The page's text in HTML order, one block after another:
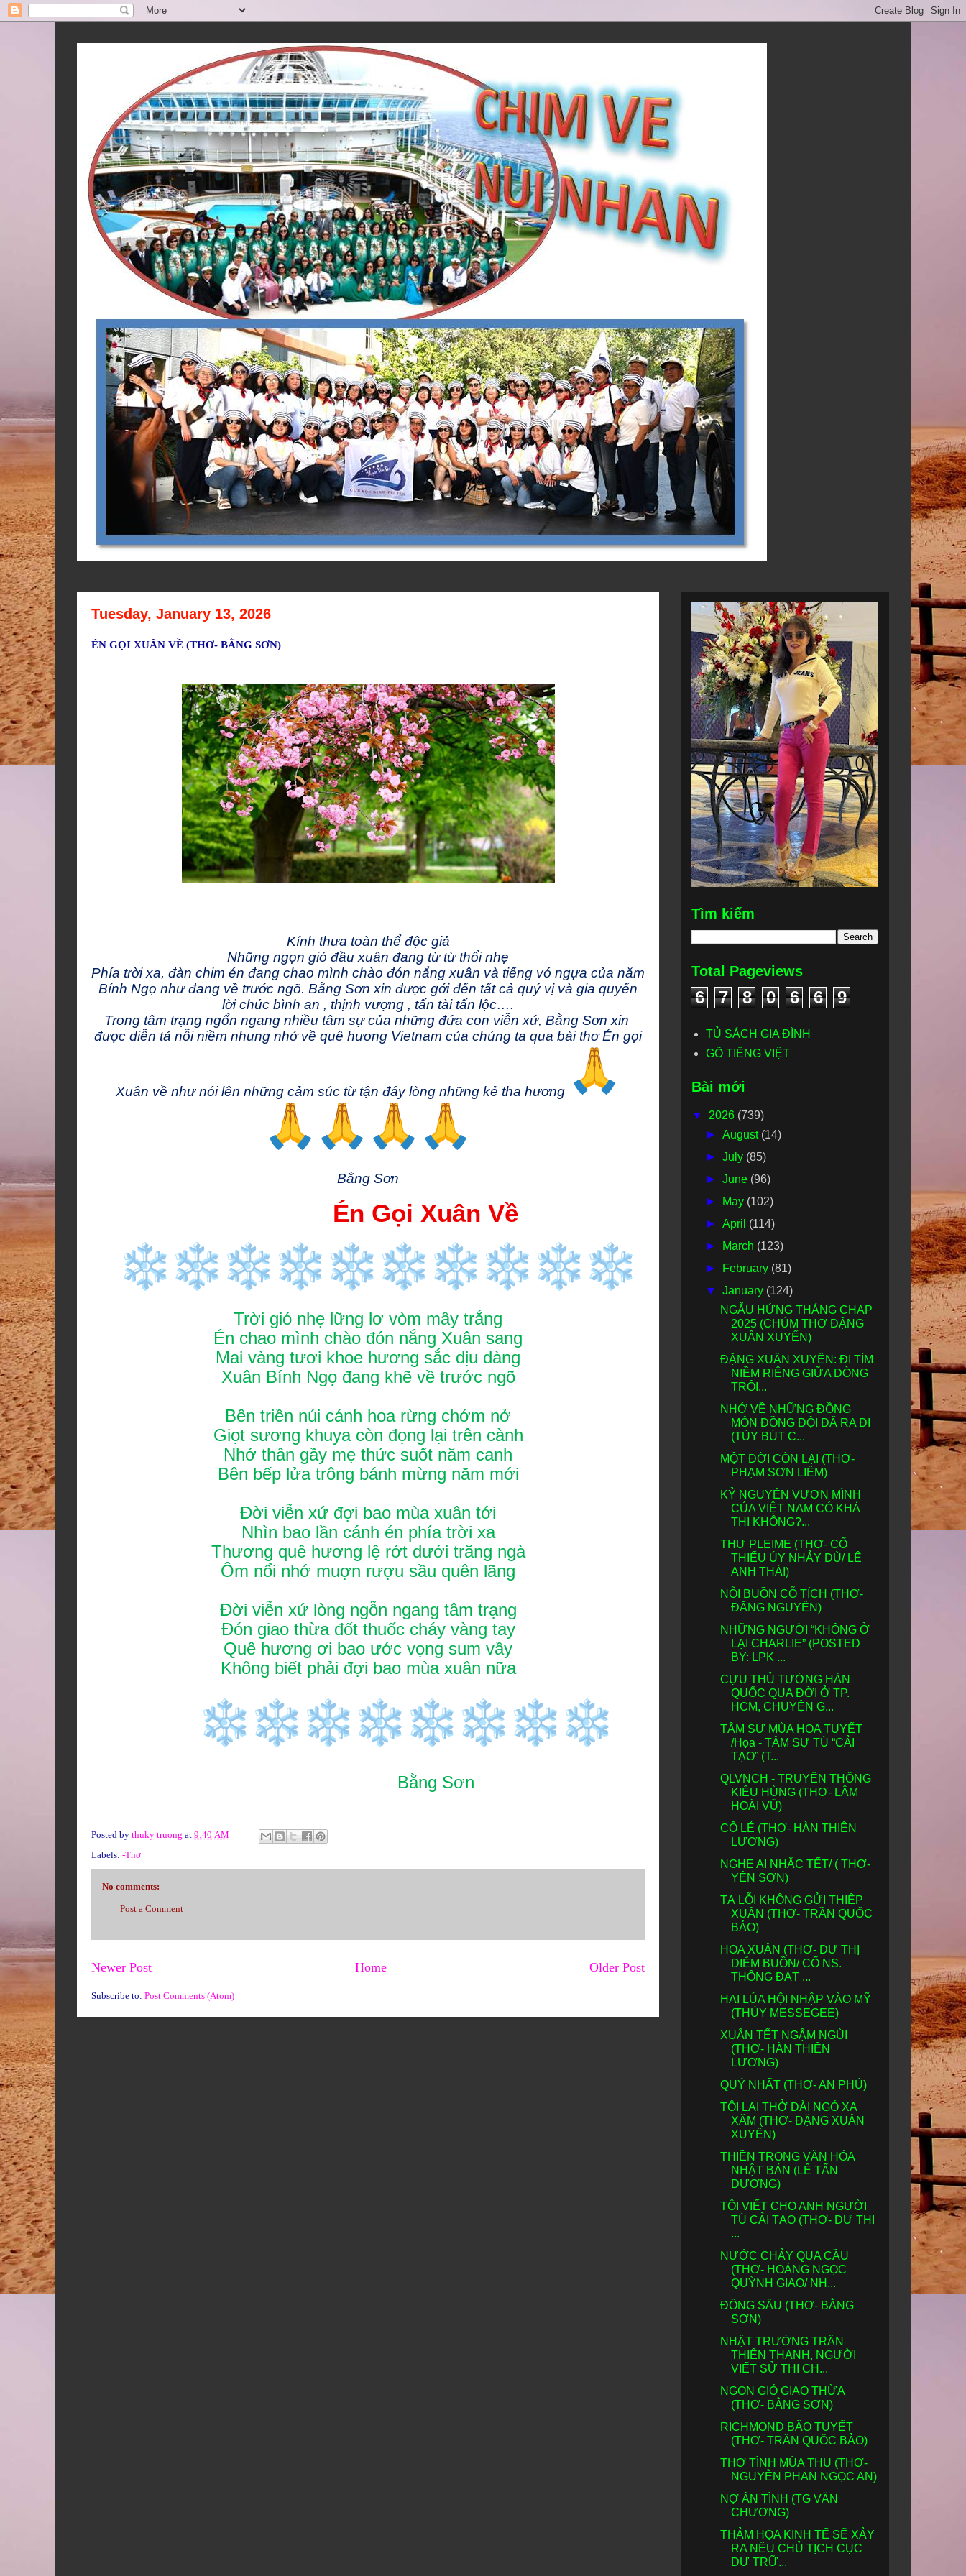
Tuesday, January 13, 2026
ÉN GỌI XUÂN VỀ (THƠ- BẰNG SƠN)
Kính thưa toàn thể độc giả
Những ngọn gió đầu xuân đang từ từ thổi nhẹ
Phía trời xa, đàn chim én đang chao mình chào đón nắng xuân và tiếng vó ngựa của năm
Bính Ngọ như đang về trước ngõ. Bằng Sơn xin được gới đến tất cả quý vị và gia quyến
lời chúc bình an , thịnh vượng , tấn tài tấn lộc….
Trong tâm trạng ngổn ngang nhiều tâm sự của những đứa con viễn xứ, Bằng Sơn xin
được diễn tả nỗi niềm nhung nhớ về quê hương Vietnam của chúng ta qua bài thơ Én gọi
Xuân về như nói lên những cảm súc từ tận đáy lòng những kẻ tha hương
Bằng Sơn
Én Gọi Xuân Về
Trời gió nhẹ lững lơ vòm mây trắng
Én chao mình chào đón nắng Xuân sang
Mai vàng tươi khoe hương sắc dịu dàng
Xuân Bính Ngọ đang khẽ về trước ngõ
Bên triền núi cánh hoa rừng chớm nở
Giọt sương khuya còn đọng lại trên cành
Nhớ thân gầy mẹ thức suốt năm canh
Bên bếp lửa trông bánh mừng năm mới
Đời viễn xứ đợi bao mùa xuân tới
Nhìn bao lần cánh én phía trời xa
Thương quê hương lệ rớt dưới trăng ngà
Ôm nổi nhớ muợn rượu sầu quên lãng
Đời viễn xứ lòng ngỗn ngang tâm trạng
Đón giao thừa đốt thuốc cháy vàng tay
Quê hương ơi bao ước vọng sum vầy
Không biết phải đợi bao mùa xuân nữa
Bằng Sơn
Posted by thuky truong at 9:40 AM
Labels: -Thơ
No comments:
Post a Comment
Newer Post Older Post
Home
Subscribe to: Post Comments (Atom)
Tìm kiếm
Total Pageviews
6 7 8 0 6 6 9
TỦ SÁCH GIA ĐÌNH
GÕ TIẾNG VIỆT
Bài mới
▼ 2026 (739)
►August (14)
►July (85)
►June (96)
►
May (102)
►April (114)
►
March (123)
►
February (81)
▼January (124)
NGẪU HỨNG THÁNG CHẠP
2025 (CHÙM THƠ ĐẶNG
XUÂN XUYẾN)
ĐẶNG XUÂN XUYẾN: ĐI TÌM
NIỀM RIÊNG GIỮA DÒNG
TRÔI...
NHỚ VỀ NHỮNG ĐỒNG
MÔN ĐỒNG ĐỘI ĐÃ RA ĐI
(TÙY BÚT C...
MỘT ĐỜI CÒN LẠI (THƠ-
PHẠM SƠN LIÊM)
KỶ NGUYÊN VƯƠN MÌNH
CỦA VIỆT NAM CÓ KHẢ
THI KHÔNG?...
THƯ PLEIME (THƠ- CỐ
THIẾU ÚY NHẢY DÙ/ LÊ
ANH THÁI)
NỖI BUỒN CỖ TÍCH (THƠ-
ĐĂNG NGUYÊN)
NHỮNG NGƯỜI “KHÔNG Ở
LẠI CHARLIE” (POSTED
BY: LPK ...
CỰU THỦ TƯỚNG HÀN
QUỐC QUA ĐỜI Ở TP.
HCM, CHUYỆN G...
TÂM SỰ MÙA HOA TUYẾT
/Họa - TÂM SỰ TÙ “CẢI
TẠO” (T...
QLVNCH - TRUYỀN THỐNG
KIÊU HÙNG (THƠ- LÂM
HOÀI VŨ)
CÔ LẺ (THƠ- HÀN THIÊN
LƯƠNG)
NGHE AI NHẮC TẾT/ ( THƠ-
YÊN SƠN)
TẠ LỖI KHÔNG GỬI THIỆP
XUÂN (THƠ- TRẦN QUỐC
BẢO)
HOA XUÂN (THƠ- DƯ THỊ
DIỄM BUỒN/ CỐ NS.
THÔNG ĐẠT ...
HAI LÚA HỘI NHẬP VÀO MỸ
(THÚY MESSEGEE)
XUÂN TẾT NGẬM NGÙI
(THƠ- HÀN THIÊN
LƯƠNG)
QUÝ NHẤT (THƠ- AN PHÚ)
TÔI LẠI THỞ DÀI NGÓ XA
XĂM (THƠ- ĐẶNG XUÂN
XUYẾN)
THIỀN TRONG VĂN HÓA
NHẬT BẢN (LÊ TẤN
DƯƠNG)
TÔI VIẾT CHO ANH NGƯỜI
TÙ CẢI TẠO (THƠ- DƯ THỊ
...
NƯỚC CHẢY QUA CẦU
(THƠ- HOÀNG NGỌC
QUỲNH GIAO/ NH...
ĐÔNG SẦU (THƠ- BẰNG
SƠN)
NHẬT TRƯỜNG TRẦN
THIỆN THANH, NGƯỜI
VIẾT SỬ THI CH...
NGỌN GIÓ GIAO THỪA
(THƠ- BẰNG SƠN)
RICHMOND BÃO TUYẾT
(THƠ- TRẦN QUỐC BẢO)
THƠ TÌNH MÙA THU (THƠ-
NGUYỄN PHAN NGỌC AN)
NỢ ÂN TÌNH (TG VĂN
CHƯƠNG)
THẢM HỌA KINH TẾ SẼ XẢY
RA NẾU CHỦ TỊCH CỤC
DỰ TRỮ...